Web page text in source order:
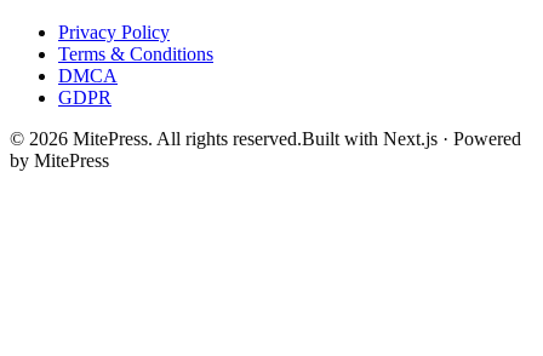
Privacy Policy
Terms & Conditions
DMCA
GDPR
© 2026 MitePress. All rights reserved.Built with Next.js · Powered
by MitePress